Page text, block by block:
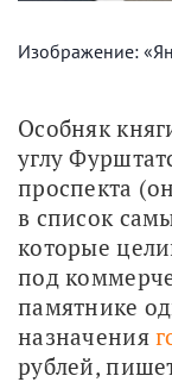
Изображение:
Особняк
углу
проспекта
в список
которые
под
памятнике
назначения
рублей,